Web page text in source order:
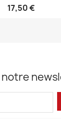
17,50 €